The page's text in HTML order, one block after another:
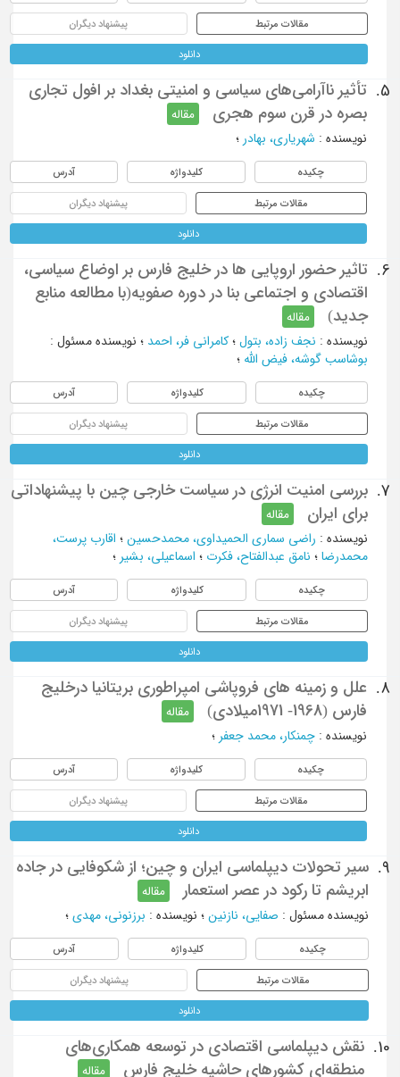
مقالات مرتبط پیشنهاد دیگران
دانلود
5.
تأثیر ناآرامی‌های سیاسی و امنیتی بغداد بر افول تجاری
بصره در قرن سوم هجری
مقاله
نویسنده: شهریاری، بهادر؛
چکیده کلیدواژه آدرس
مقالات مرتبط پیشنهاد دیگران
دانلود
6.
تاثیر حضور اروپایی ها در خلیج فارس بر اوضاع سیاسی،
اقتصادی و اجتماعی بنا در دوره صفویه(با مطالعه منابع
جدید)
مقاله
نویسنده: نجف زاده، بتول ؛ کامرانی فر، احمد؛ نویسنده مسئول :
بوشاسب گوشه، فیض الله؛
چکیده کلیدواژه آدرس
مقالات مرتبط پیشنهاد دیگران
دانلود
7.
بررسی امنیت انرژی در سیاست خارجی چین با پیشنهاداتی
برای ایران
مقاله
نویسنده: راضی سماری الحمیداوی، محمدحسین؛ اقارب پرست،
محمدرضا؛ نامق عبدالفتاح، فکرت؛ اسماعیلی، بشیر؛
چکیده کلیدواژه آدرس
مقالات مرتبط پیشنهاد دیگران
دانلود
8.
علل و زمینه های فروپاشی امپراطوری بریتانیا درخلیج
فارس (1968- 1971میلادی)
مقاله
نویسنده: چمنکار، محمد جعفر؛
چکیده کلیدواژه آدرس
مقالات مرتبط پیشنهاد دیگران
دانلود
9.
سیر تحولات دیپلماسی ایران و چین؛ از شکوفایی در جاده
ابریشم تا رکود در عصر استعمار
مقاله
نویسنده مسئول : صفايي، نازنين؛ نویسنده: برزنونی، مهدی؛
چکیده کلیدواژه آدرس
مقالات مرتبط پیشنهاد دیگران
دانلود
10.
نقش دیپلماسی اقتصادی در توسعه همکاری‌های
منطقه‌ای کشورهای حاشیه خلیج فارس
مقاله